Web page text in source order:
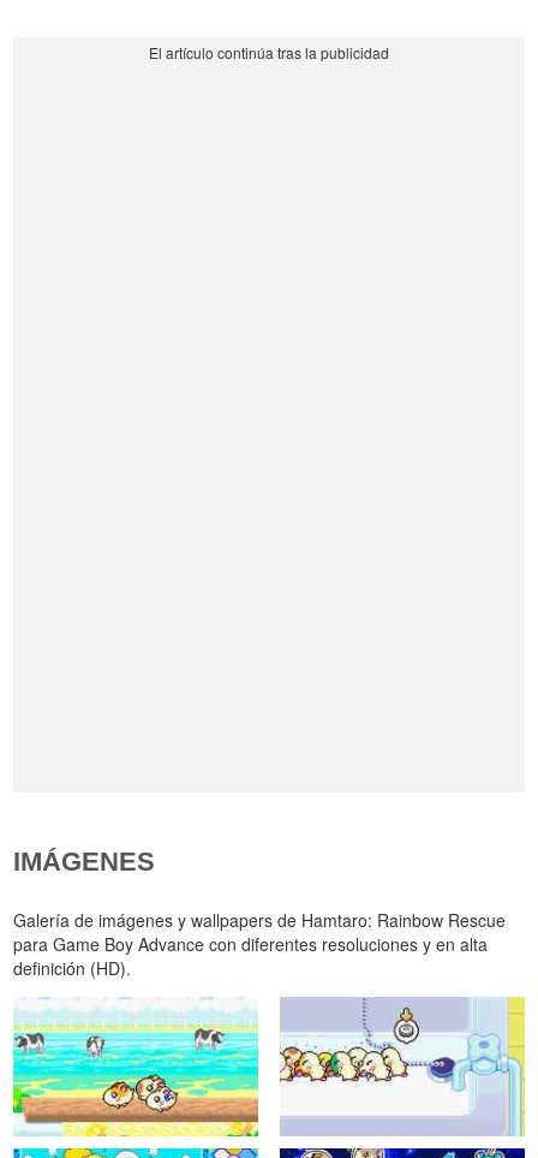
IMÁGENES
Galería de imágenes y wallpapers de Hamtaro: Rainbow Rescue
para Game Boy Advance con diferentes resoluciones y en alta
definición (HD).